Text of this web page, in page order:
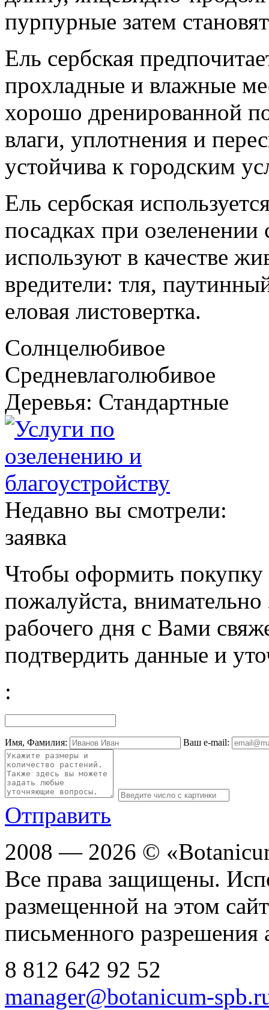
пурпурные затем
Ель сербская
прохладные и влажные
хорошо дренированной
влаги, уплотнения и
устойчива к городским
Ель сербская
посадках при озеленении
используют в качестве
вредители: тля,
еловая листовертка.
Солнцелюбивое
Средневлаголюбивое
Деревья: Стандартные
Недавно вы смотрели:
заявка
Чтобы оформить покупку
пожалуйста,
рабочего дня с Вами
подтвердить данные и
:
Имя, Фамилия: Ваш e-mail:
Отправить
2008 — 2026 ©
Все права защищены.
размещенной на этом
письменного разрешения
8 812 642 92 52
manager@botanicum-